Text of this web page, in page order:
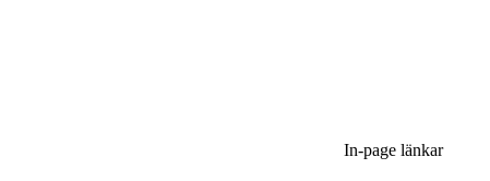
In-page länkar